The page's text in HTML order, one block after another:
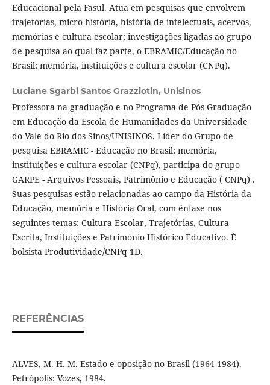
Educacional pela Fasul. Atua em pesquisas que envolvem
trajetórias, micro-história, história de intelectuais, acervos,
memórias e cultura escolar; investigações ligadas ao grupo
de pesquisa ao qual faz parte, o EBRAMIC/Educação no
Brasil: memória, instituições e cultura escolar (CNPq).
Luciane Sgarbi Santos Grazziotin, Unisinos
Professora na graduação e no Programa de Pós-Graduação
em Educação da Escola de Humanidades da Universidade
do Vale do Rio dos Sinos/UNISINOS. Líder do Grupo de
pesquisa EBRAMIC - Educação no Brasil: memória,
instituições e cultura escolar (CNPq), participa do grupo
GARPE - Arquivos Pessoais, Patrimônio e Educação ( CNPq) .
Suas pesquisas estão relacionadas ao campo da História da
Educação, memória e História Oral, com ênfase nos
seguintes temas: Cultura Escolar, Trajetórias, Cultura
Escrita, Instituições e Património Histórico Educativo. É
bolsista Produtividade/CNPq 1D.
REFERÊNCIAS
ALVES, M. H. M. Estado e oposição no Brasil (1964-1984).
Petrópolis: Vozes, 1984.